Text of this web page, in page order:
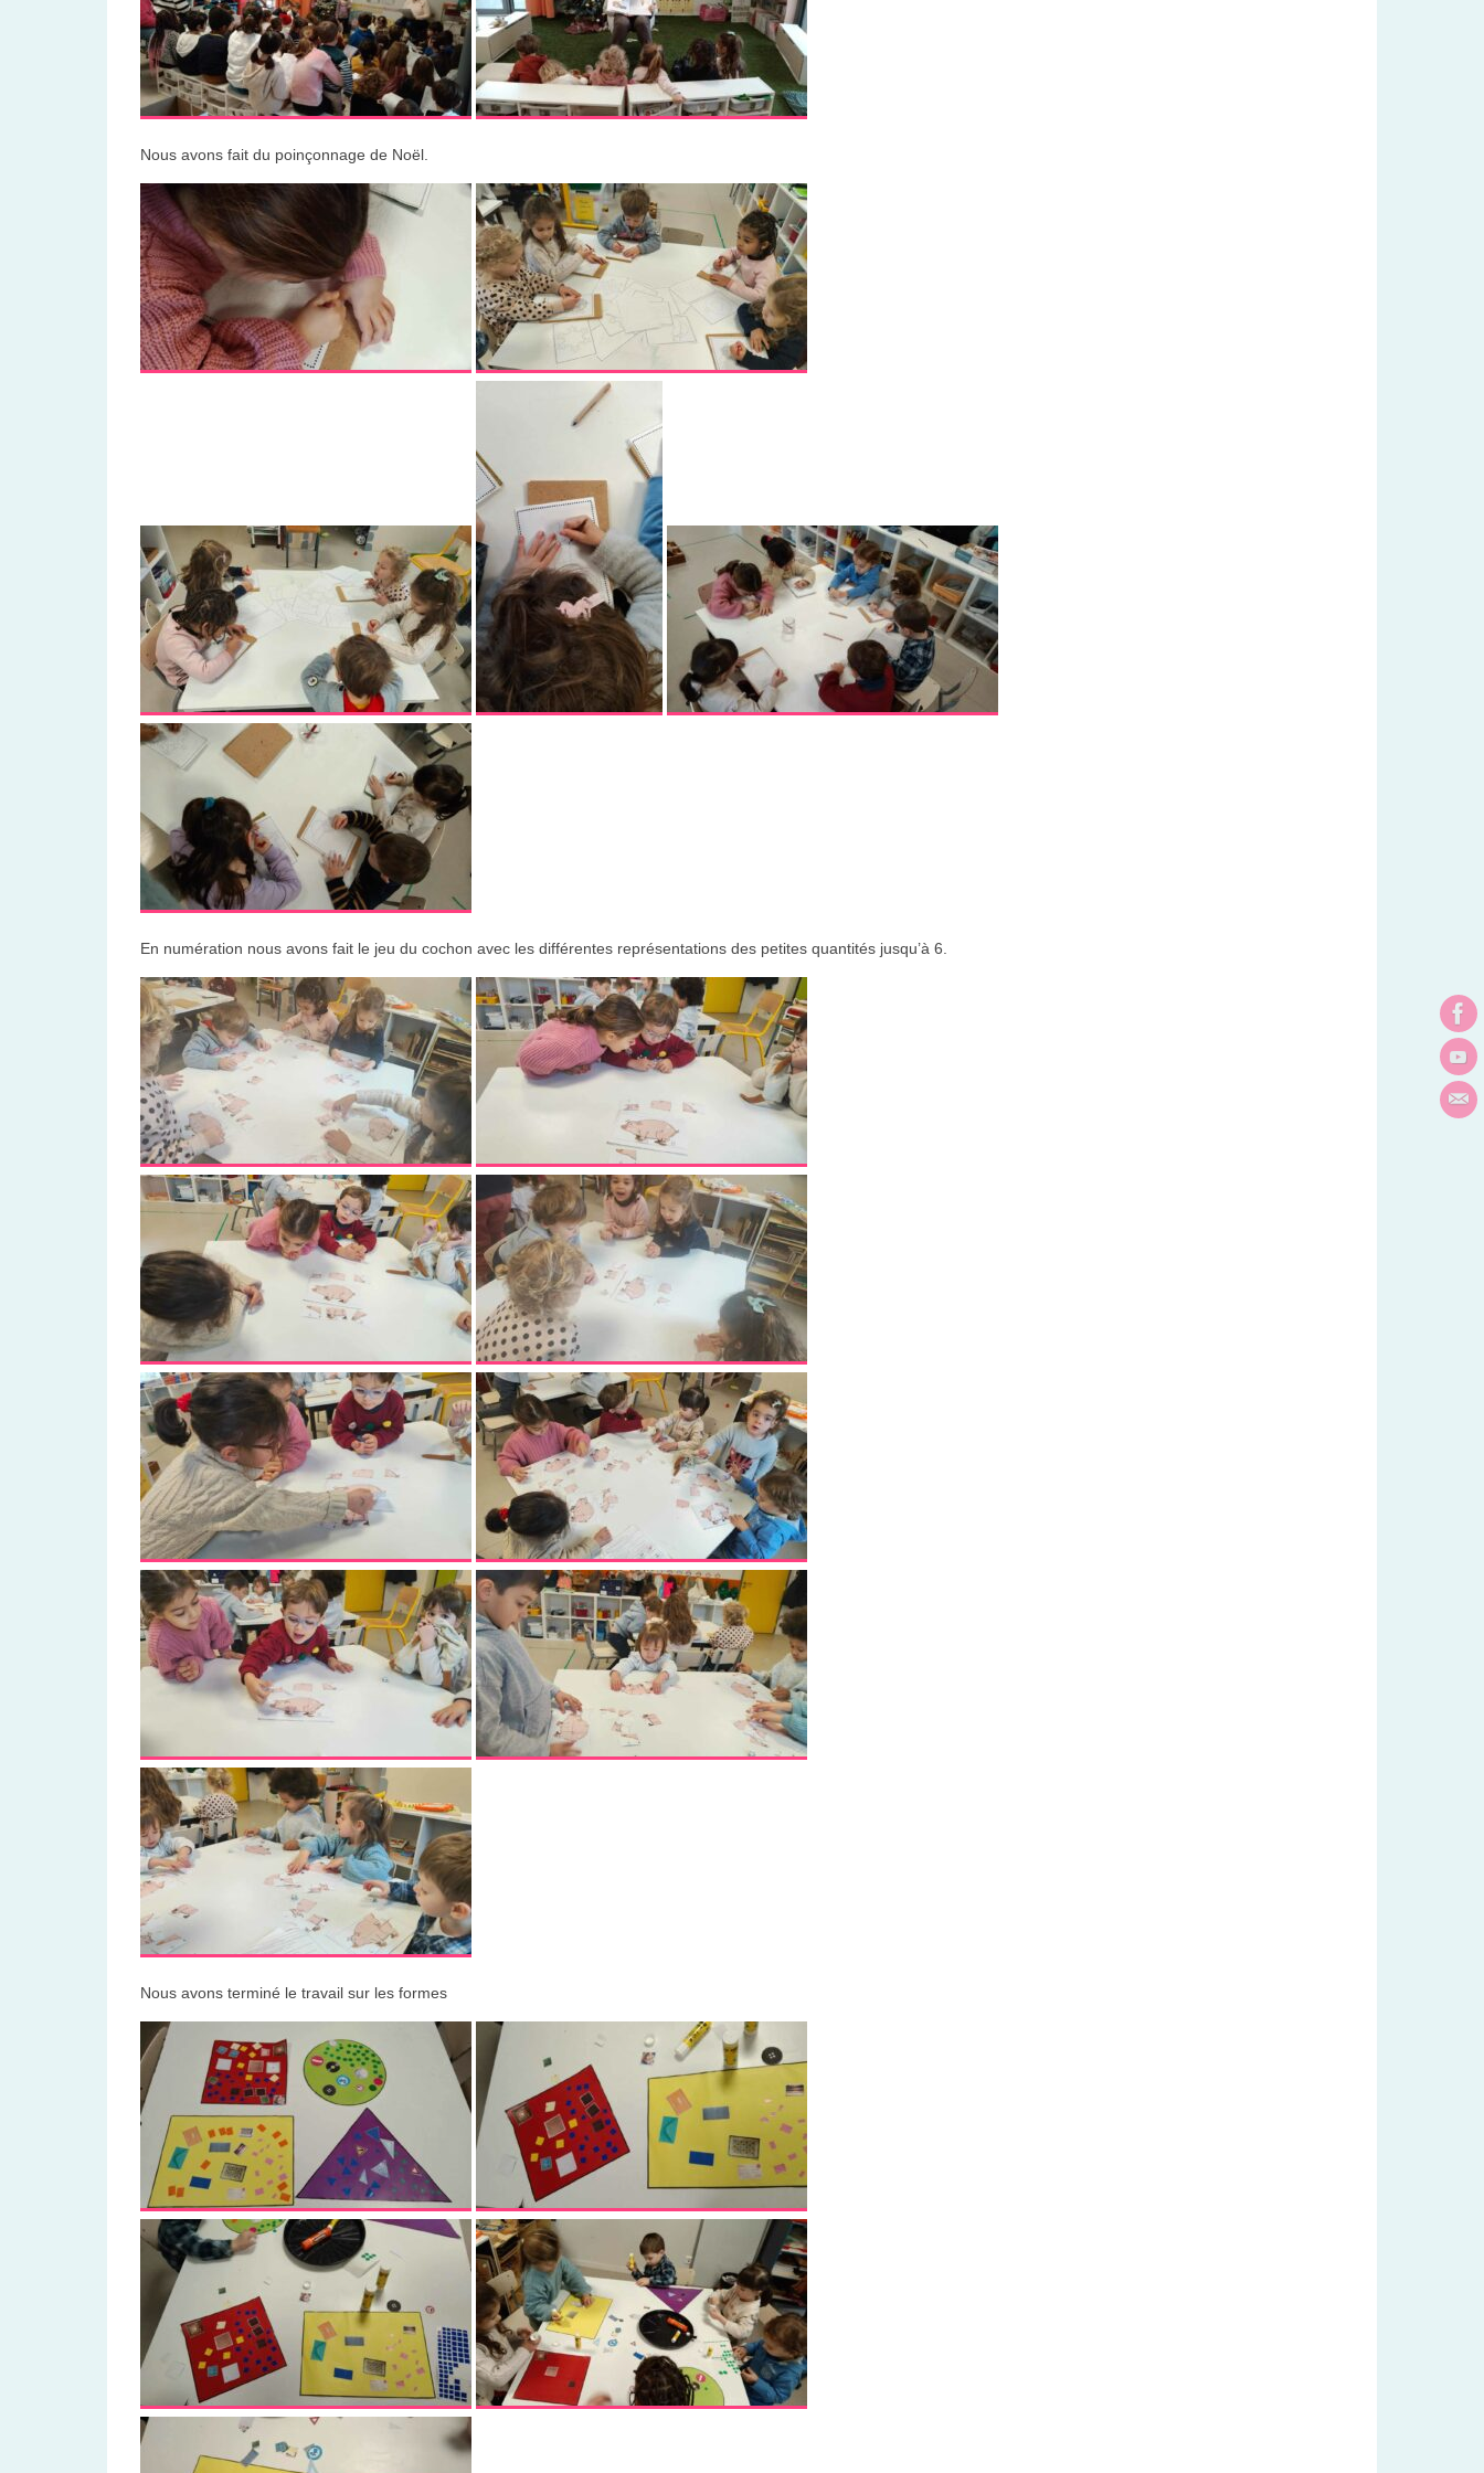
Nous avons fait du poinçonnage de Noël.
En numération nous avons fait le jeu du cochon avec les différentes représentations des petites quantités jusqu’à 6.
Nous avons terminé le travail sur les formes